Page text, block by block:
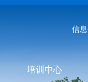
信
培训中心